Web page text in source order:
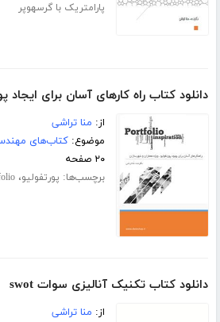
پارامتریک با گرسهوپر
دانلود کتاب راه کارهای آسان برای ایجاد
از: منا تراشی
موضوع:کتاب‌های
۲۰ صفحه
برچسب‌ها: پورتفولیو،
دانلود کتاب تکنیک آنالیزی سوات swot
از: منا تراشی